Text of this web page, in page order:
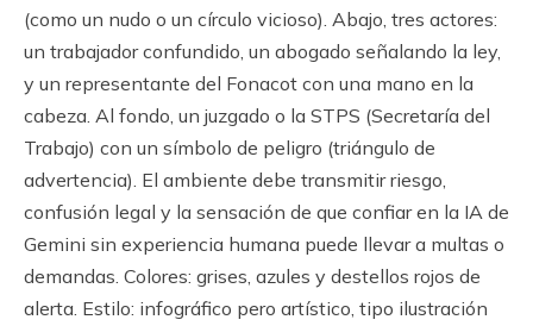
(como un nudo o un círculo vicioso). Abajo, tres actores:
un trabajador confundido, un abogado señalando la ley,
y un representante del Fonacot con una mano en la
cabeza. Al fondo, un juzgado o la STPS (Secretaría del
Trabajo) con un símbolo de peligro (triángulo de
advertencia). El ambiente debe transmitir riesgo,
confusión legal y la sensación de que confiar en la IA de
Gemini sin experiencia humana puede llevar a multas o
demandas. Colores: grises, azules y destellos rojos de
alerta. Estilo: infográfico pero artístico, tipo ilustración